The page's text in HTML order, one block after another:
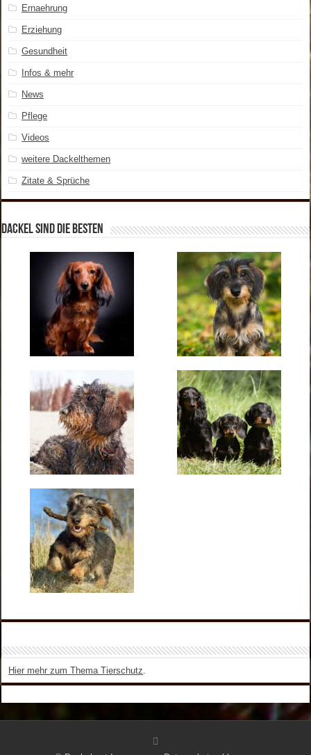
Ernaehrung
Erziehung
Gesundheit
Infos & mehr
News
Pflege
Videos
weitere Dackelthemen
Zitate & Sprüche
Dackel sind die Besten
Hier mehr zum Thema Tierschutz